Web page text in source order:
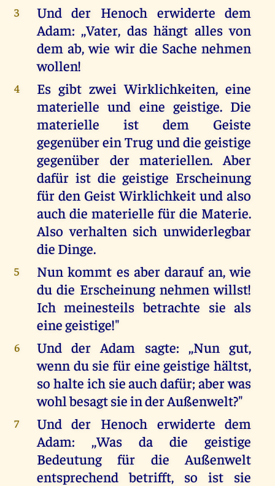
3
Und der Henoch erwiderte dem
Adam: ,,Vater, das hängt alles von
dem ab, wie wir die Sache nehmen
wollen!
4
Es gibt zwei Wirklichkeiten, eine
materielle und eine geistige. Die
materielle ist dem Geiste
gegenüber ein Trug und die geistige
gegenüber der materiellen. Aber
dafür ist die geistige Erscheinung
für den Geist Wirklichkeit und also
auch die materielle für die Materie.
Also verhalten sich unwiderlegbar
die Dinge.
5
Nun kommt es aber darauf an, wie
du die Erscheinung nehmen willst!
Ich meinesteils betrachte sie als
eine geistige!"
6
Und der Adam sagte: ,,Nun gut,
wenn du sie für eine geistige hältst,
so halte ich sie auch dafür; aber was
wohl besagt sie in der Außenwelt?"
7
Und der Henoch erwiderte dem
Adam: ,,Was da die geistige
Bedeutung für die Außenwelt
entsprechend betrifft, so ist sie